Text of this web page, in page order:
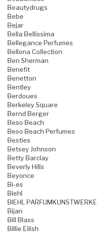
Beautydrugs
Bebe
Bejar
Bella Bellissima
Bellegance Perfumes
Bellona Collection
Ben Sherman
Benefit
Benetton
Bentley
Berdoues
Berkeley Square
Bernd Berger
Beso Beach
Beso Beach Perfumes
Besties
Betsey Johnson
Betty Barclay
Beverly Hills
Beyonce
Bi-es
Biehl
BIEHL PARFUMKUNSTWERKE
Bijan
Bill Blass
Billie Eilish